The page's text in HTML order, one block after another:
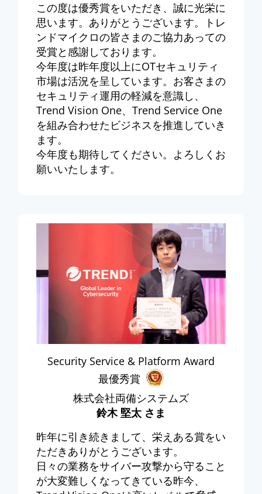
この度は優秀賞をいただき、誠に光栄に
思います。ありがとうございます。トレ
ンドマイクロの皆さまのご協力あっての
受賞と感謝しております。
今年度は昨年度以上にOTセキュリティ
市場は活況を呈しています。お客さまの
セキュリティ運用の軽減を意識し、
Trend Vision One、Trend Service One
を組み合わせたビジネスを推進していき
ます。
今年度も期待してください。よろしくお
願いいたします。
Security Service & Platform Award
最優秀賞
株式会社両備システムズ
鈴木 堅太 さま
昨年に引き続きまして、栄えある賞をい
ただきありがとうございます。
日々の業務をサイバー攻撃から守ること
が大変難しくなってきている昨今、